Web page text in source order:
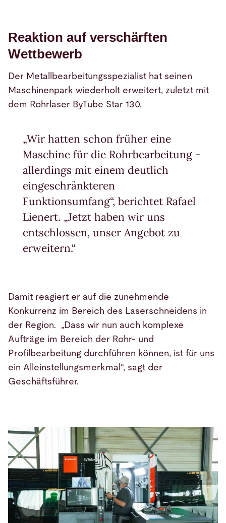
Reaktion auf verschärften
Wettbewerb
Der Metallbearbeitungsspezialist hat seinen
Maschinenpark wiederholt erweitert, zuletzt mit
dem Rohrlaser ByTube Star 130.
„Wir hatten schon früher eine
Maschine für die Rohrbearbeitung -
allerdings mit einem deutlich
eingeschränkteren
Funktionsumfang“, berichtet Rafael
Lienert. „Jetzt haben wir uns
entschlossen, unser Angebot zu
erweitern.“
Damit reagiert er auf die zunehmende
Konkurrenz im Bereich des Laserschneidens in
der Region. „Dass wir nun auch komplexe
Aufträge im Bereich der Rohr- und
Profilbearbeitung durchführen können, ist für uns
ein Alleinstellungsmerkmal“, sagt der
Geschäftsführer.